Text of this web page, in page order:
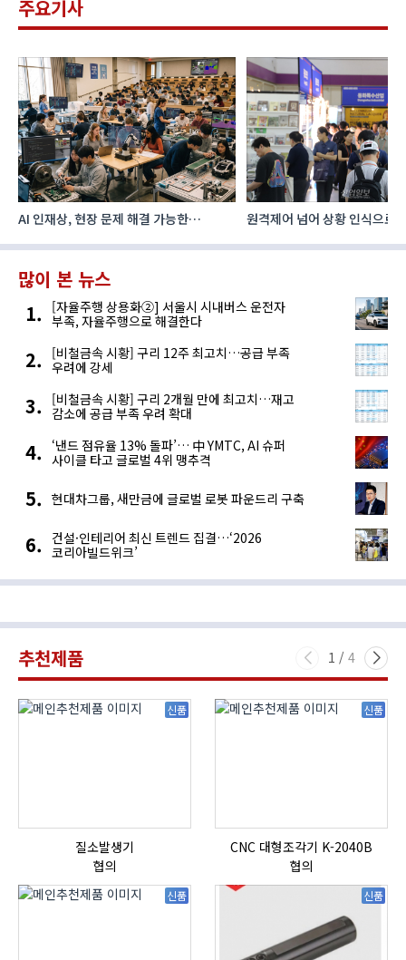
주요기사
AI 인재상, 현장 문제 해결 가능한
원격제어 넘어 상황 인식으로,
많이 본 뉴스
[자율주행 상용화②] 서울시 시내버스 운전자
부족, 자율주행으로 해결한다
[비철금속 시황] 구리 12주 최고치…공급 부족
우려에 강세
[비철금속 시황] 구리 2개월 만에 최고치…재고
감소에 공급 부족 우려 확대
‘낸드 점유율 13% 돌파’… 中 YMTC, AI 슈퍼
사이클 타고 글로벌 4위 맹추격
현대차그룹, 새만금에 글로벌 로봇 파운드리 구축
건설·인테리어 최신 트렌드 집결…‘2026
코리아빌드위크’
추천제품 1 / 4
신품
질소발생기
협의
신품
CNC 대형조각기 K-2040B
협의
신품 신품